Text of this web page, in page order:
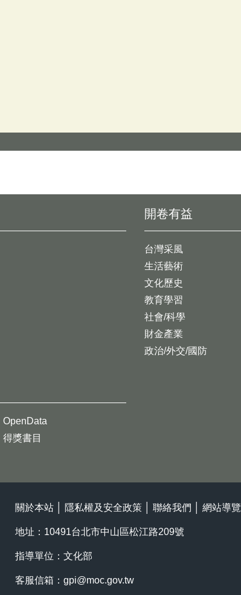
開卷有益
台灣采風
生活藝術
文化歷史
教育學習
社會/科學
財金產業
政治/外交/國防
OpenData
得獎書目
關於本站 隱私權及安全政策 聯絡我們 網站導覽
地址：10491台北市中山區松江路209號
指導單位：文化部
客服信箱： gpi@moc.gov.tw